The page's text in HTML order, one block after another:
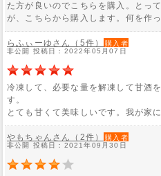
た方が良いのでこちらを購入。とっ
が、こちらから購入します。何を作
らふぃーゆさん（5件）
購入者
非公開 投稿日：2022年05月07日
冷凍して、必要な量を解凍して甘酒
す。
とても甘くて美味しいです。我が家
やもちゃんさん（2件）
購入者
非公開 投稿日：2021年09月30日